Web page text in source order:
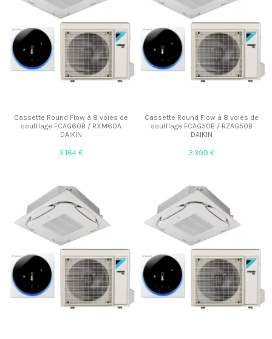
Cassette Round Flow à 8 voies de
soufflage FCAG60B / RXM60A
DAIKIN
3 164 €
Cassette Round Flow à 8 voies de
soufflage FCAG50B / RZAG50B
DAIKIN
3 399 €